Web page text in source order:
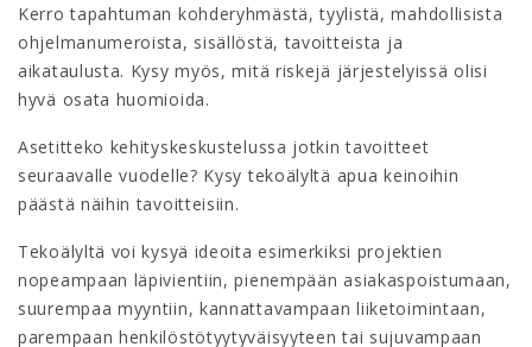
Kerro tapahtuman kohderyhmästä, tyylistä, mahdollisista
ohjelmanumeroista, sisällöstä, tavoitteista ja
aikataulusta. Kysy myös, mitä riskejä järjestelyissä olisi
hyvä osata huomioida.
Asetitteko kehityskeskustelussa jotkin tavoitteet
seuraavalle vuodelle? Kysy tekoälyltä apua keinoihin
päästä näihin tavoitteisiin.
Tekoälyltä voi kysyä ideoita esimerkiksi projektien
nopeampaan läpivientiin, pienempään asiakaspoistumaan,
suurempaa myyntiin, kannattavampaan liiketoimintaan,
parempaan henkilöstötyytyväisyyteen tai sujuvampaan